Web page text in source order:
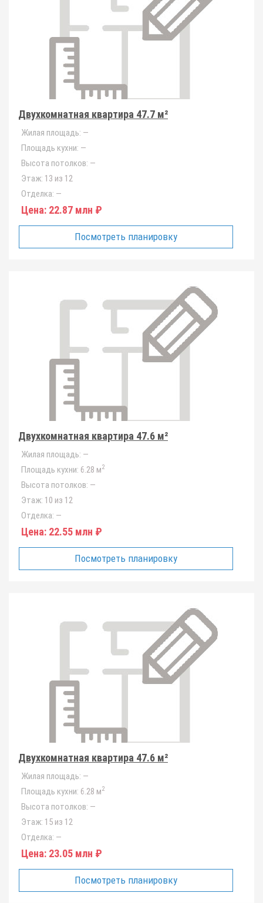
Двухкомнатная квартира 47.7 м²
Жилая площадь: —
Площадь кухни: —
Высота потолков: —
Этаж: 13 из 12
Отделка: —
Цена: 22.87 млн ₽
Посмотреть планировку
Двухкомнатная квартира 47.6 м²
Жилая площадь: —
Площадь кухни: 6.28 м2
Высота потолков: —
Этаж: 10 из 12
Отделка: —
Цена: 22.55 млн ₽
Посмотреть планировку
Двухкомнатная квартира 47.6 м²
Жилая площадь: —
Площадь кухни: 6.28 м2
Высота потолков: —
Этаж: 15 из 12
Отделка: —
Цена: 23.05 млн ₽
Посмотреть планировку